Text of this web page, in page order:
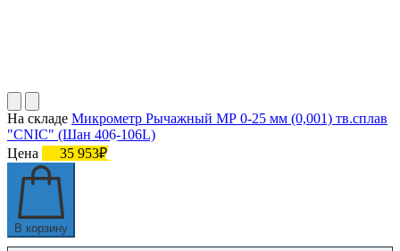
На складе Микрометр Рычажный МР 0-25 мм (0,001) тв.сплав
"CNIC" (Шан 406-106L)
Цена
35 953₽
В корзину